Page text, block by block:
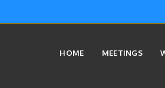
HOME MEETINGS